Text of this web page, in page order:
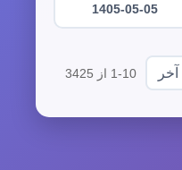
1405-05-05
آخر 1-10 از 3425